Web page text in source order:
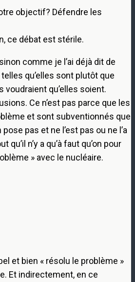
objectif? Défendre les
ce débat est stérile.
comme je l’ai déjà dit de
qu’elles sont plutôt que
voudraient qu’elles soient.
Ce n’est pas parce que les
et sont subventionnés que
pose pas et ne l’est pas ou ne l’a
qu’il n’y a qu’à faut qu’on pour
» avec le nucléaire.
et bien « résolu le problème »
Et indirectement, en ce